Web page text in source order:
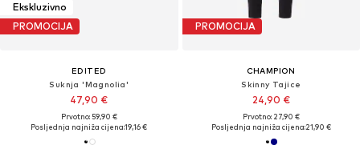
Ekskluzivno
PROMOCIJA
EDITED
Suknja 'Magnolia'
47,90 €
Prvotno: 59,90 €
Posljednja najniža cijena:19,16 €
PROMOCIJA
CHAMPION
Skinny Tajice
24,90 €
Prvotno: 27,90 €
Posljednja najniža cijena:21,90 €